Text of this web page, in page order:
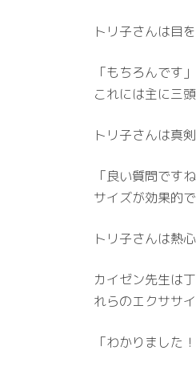
トリ子さんは目
「もちろんです
これには主に三
トリ子さんは真
「良い質問です
サイズが効果的
トリ子さんは熱
カイゼン先生は
れらのエクササ
「わかりました